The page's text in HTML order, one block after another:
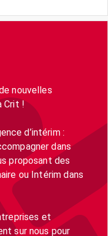
nouvelles
Crit !
d’intérim :
dans
proposant des
ou Intérim dans
et
sur nous pour